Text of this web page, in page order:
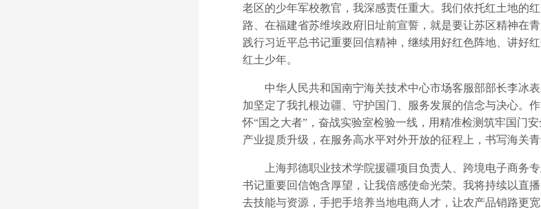
老区的少年军校教官，我深感责任重大。我们依托红土地的
路、在福建省苏维埃政府旧址前宣誓，就是要让苏区精神在
践行习近平总书记重要回信精神，继续用好红色阵地、讲好
红土少年。
中华人民共和国南宁海关技术中心市场客服部部长李冰表
加坚定了我扎根边疆、守护国门、服务发展的信念与决心。
怀“国之大者”，奋战实验室检验一线，用精准检测筑牢国门
产业提质升级，在服务高水平对外开放的征程上，书写海关青
上海邦德职业技术学院援疆项目负责人、跨境电子商务专
书记重要回信饱含厚望，让我倍感使命光荣。我将持续以直
去技能与资源，手把手培养当地电商人才，让农产品销路更